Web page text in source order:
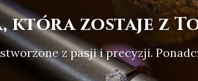
która zostaje z
z pasji i precyzji.